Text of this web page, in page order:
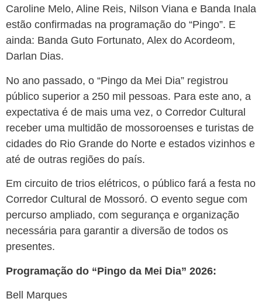
Caroline Melo, Aline Reis, Nilson Viana e Banda Inala
estão confirmadas na programação do “Pingo”. E
ainda: Banda Guto Fortunato, Alex do Acordeom,
Darlan Dias.
No ano passado, o “Pingo da Mei Dia” registrou
público superior a 250 mil pessoas. Para este ano, a
expectativa é de mais uma vez, o Corredor Cultural
receber uma multidão de mossoroenses e turistas de
cidades do Rio Grande do Norte e estados vizinhos e
até de outras regiões do país.
Em circuito de trios elétricos, o público fará a festa no
Corredor Cultural de Mossoró. O evento segue com
percurso ampliado, com segurança e organização
necessária para garantir a diversão de todos os
presentes.
Programação do “Pingo da Mei Dia” 2026:
Bell Marques